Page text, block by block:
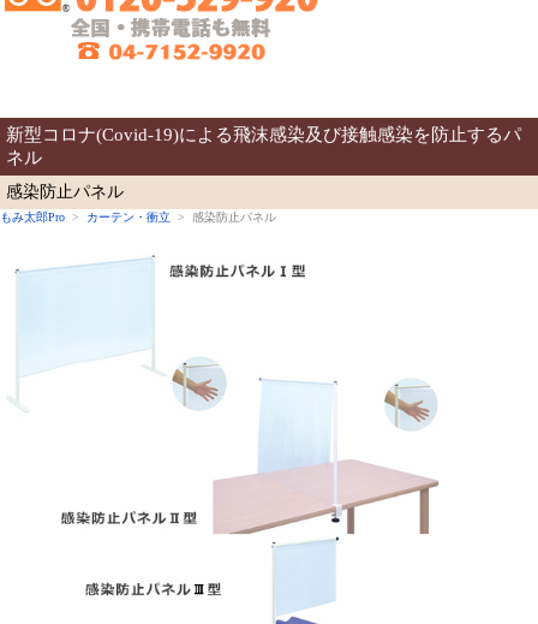
新型コロナ(Covid-19)による飛沫感染及び接触感染を防止するパ
ネル
感染防止パネル
もみ太郎Pro > カーテン・衝立 > 感染防止パネル